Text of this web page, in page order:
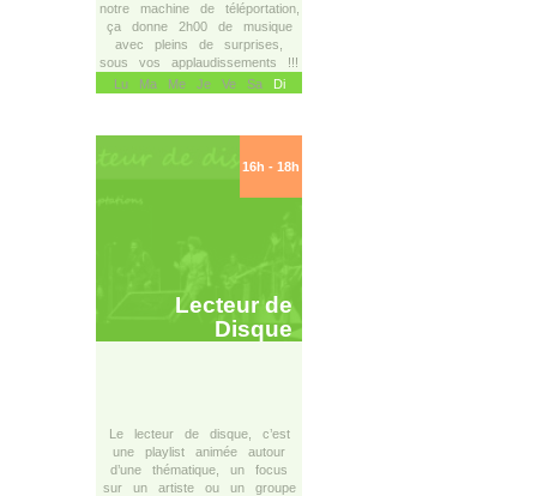
notre machine de téléportation,
ça donne 2h00 de musique
avec pleins de surprises,
sous vos applaudissements !!!
Lu Ma Me Je Ve Sa
Di
16h - 18h
Lecteur de
Disque
Le lecteur de disque, c’est
une playlist animée autour
d’une thématique, un focus
sur un artiste ou un groupe